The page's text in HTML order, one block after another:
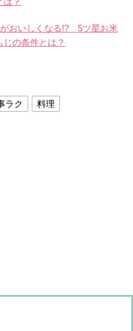
おいしくなる!? 5ツ星お米
の条件とは？
ラク 料理